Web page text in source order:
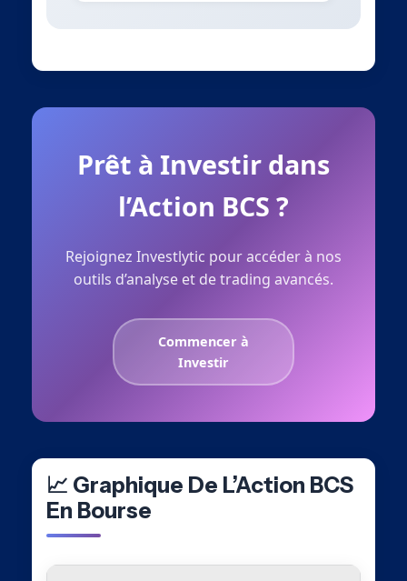
Prêt à Investir dans
l’Action BCS ?
Rejoignez Investlytic pour accéder à nos
outils d’analyse et de trading avancés.
Commencer à
Investir
📈 Graphique De L’Action BCS
En Bourse